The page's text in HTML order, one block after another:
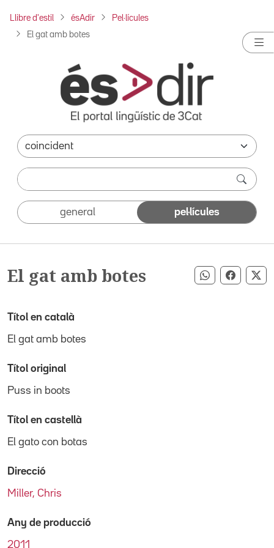
Llibre d'estil ésAdir Pel·lícules
El gat amb botes
general pel·lícules
El gat amb botes Compartir
Títol en català
El gat amb botes
Títol original
Puss in boots
Títol en castellà
El gato con botas
Direcció
Miller, Chris
Any de producció
2011